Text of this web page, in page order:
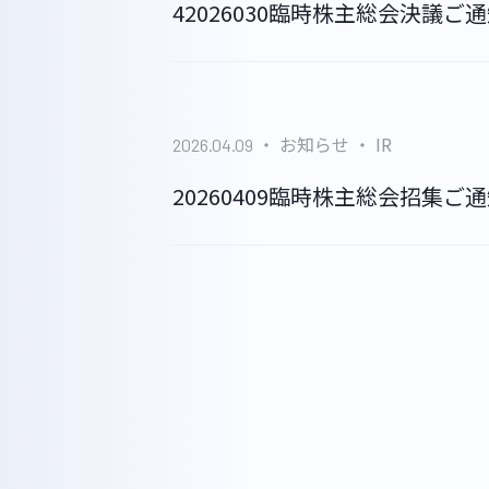
42026030臨時株主総会決議ご
2026.04.09 お知らせ IR
20260409臨時株主総会招集ご